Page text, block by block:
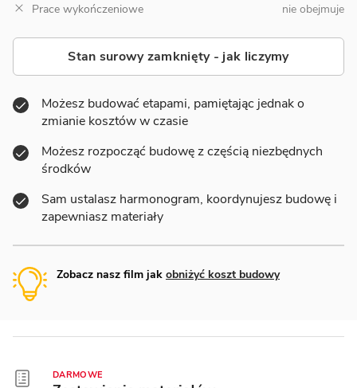
Prace wykończeniowe
nie obejmuje
Stan surowy zamknięty - jak liczymy
Możesz budować etapami, pamiętając jednak o
zmianie kosztów w czasie
Możesz rozpocząć budowę z częścią niezbędnych
środków
Sam ustalasz harmonogram, koordynujesz budowę i
zapewniasz materiały
Zobacz nasz film jak obniżyć koszt budowy
DARMOWE